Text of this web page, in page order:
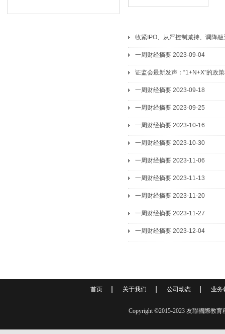
4
优
后
店
住
确
收紧IPO、从严控制减持、调降
一周财经摘要 2023-09-04
证监会最新发声：“1+N+X”的政
一周财经摘要 2023-09-18
一周财经摘要 2023-09-25
一周财经摘要 2023-10-16
一周财经摘要 2023-10-30
一周财经摘要 2023-11-06
一周财经摘要 2023-11-13
一周财经摘要 2023-11-20
一周财经摘要 2023-11-27
一周财经摘要 2023-12-04
首页 关于我们 公司动态 业务
Copyright ©2015-2023 友聯國際教